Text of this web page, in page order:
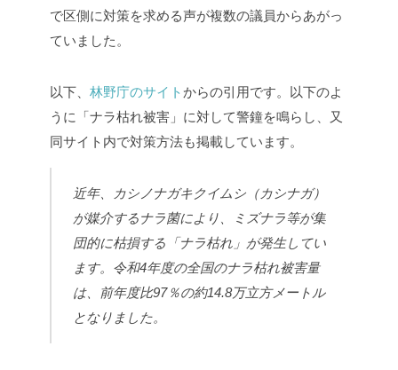
で区側に対策を求める声が複数の議員からあがっ
ていました。
以下、 林野庁のサイトからの引用です。以下のよ
うに「ナラ枯れ被害」に対して警鐘を鳴らし、又
同サイト内で対策方法も掲載しています。
近年、カシノナガキクイムシ（カシナガ）
が媒介するナラ菌により、ミズナラ等が集
団的に枯損する「ナラ枯れ」が発生してい
ます。令和4年度の全国のナラ枯れ被害量
は、前年度比97％の約14.8万立方メートル
となりました。